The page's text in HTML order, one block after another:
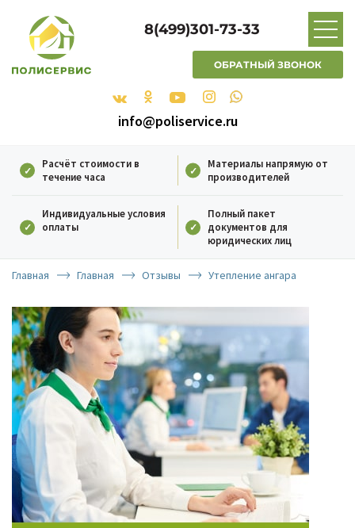
8(499)301-73-33
ОБРАТНЫЙ ЗВОНОК
info@poliservice.ru
Расчёт стоимости в
течение часа
Материалы напрямую от
производителей
Индивидуальные условия
оплаты
Полный пакет
документов для
юридических лиц
Главная Главная Отзывы Утепление ангара